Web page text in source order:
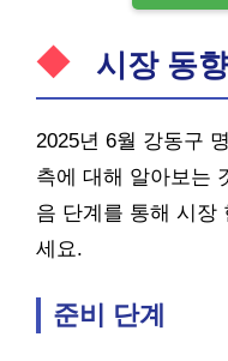
시장 동
2025년 6월 강동구
측에 대해 알아보는
음 단계를 통해 시장
세요.
준비 단계